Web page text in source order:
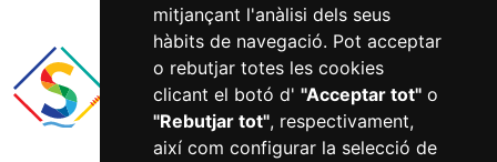
mitjançant l'anàlisi dels seus
hàbits de navegació. Pot acceptar
o rebutjar totes les cookies
clicant el botó d' "Acceptar tot"o
"Rebutjar tot", respectivament,
així com configurar la selecció de